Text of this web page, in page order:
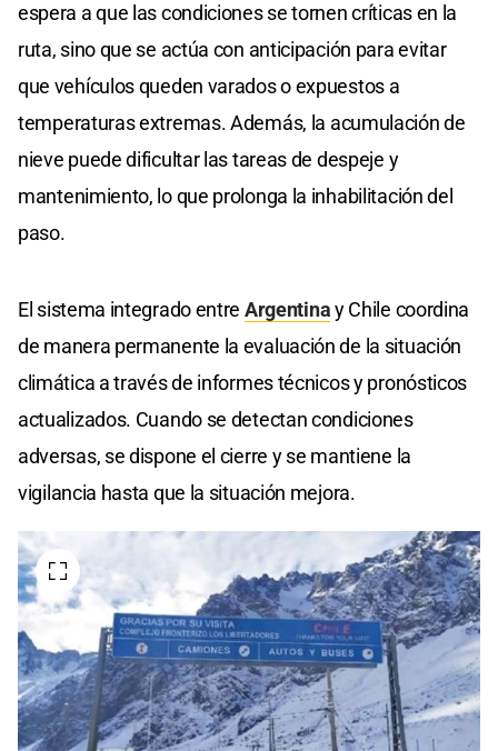
espera a que las condiciones se tornen críticas en la
ruta, sino que se actúa con anticipación para evitar
que vehículos queden varados o expuestos a
temperaturas extremas. Además, la acumulación de
nieve puede dificultar las tareas de despeje y
mantenimiento, lo que prolonga la inhabilitación del
paso.
El sistema integrado entre Argentinay Chile coordina
de manera permanente la evaluación de la situación
climática a través de informes técnicos y pronósticos
actualizados. Cuando se detectan condiciones
adversas, se dispone el cierre y se mantiene la
vigilancia hasta que la situación mejora.